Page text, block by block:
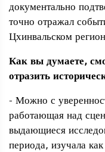
документально
точно отражал
Цхинвальском
Как вы думаете,
отразить
- Можно с
работающая над
выдающиеся
периода, изучала